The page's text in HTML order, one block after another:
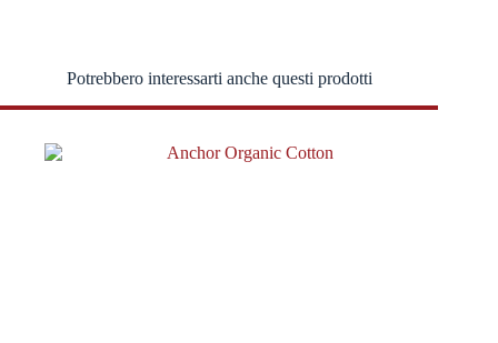
Potrebbero interessarti anche questi prodotti